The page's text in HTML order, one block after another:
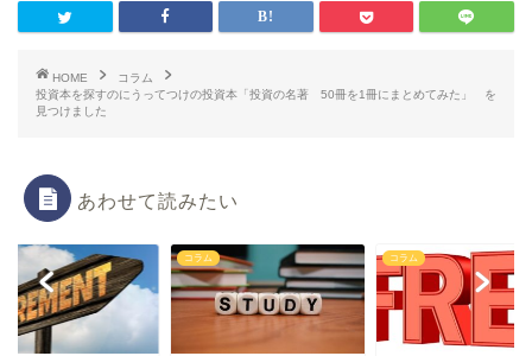
HOME
コラム
投資本を探すのにうってつけの投資本「投資の名著 50冊を1冊にまとめてみた」 を
見つけました
あわせて読みたい
コラム コラム